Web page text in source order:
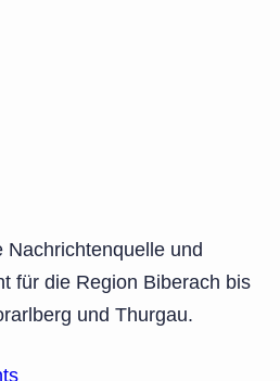
Nachrichtenquelle und
für die Region Biberach bis
und Thurgau.